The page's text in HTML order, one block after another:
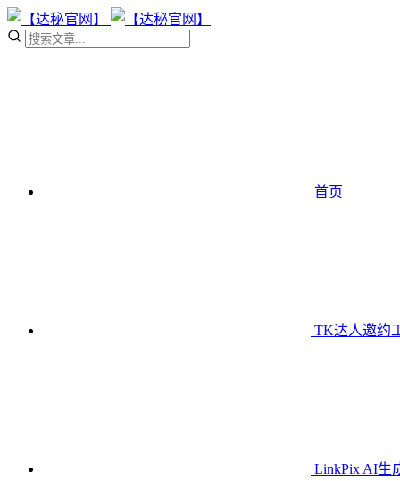
首页
TK达人邀约
LinkPix AI生